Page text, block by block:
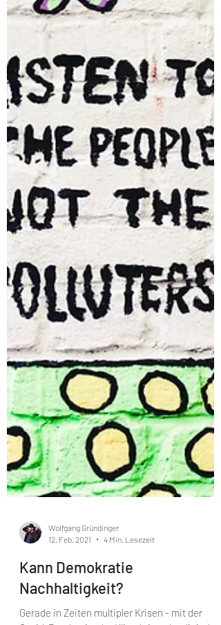
Wolfgang Gründinger
12. Feb. 2021
4 Min. Lesezeit
Kann Demokratie